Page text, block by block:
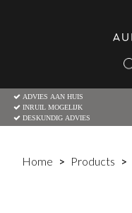
ADVIES AAN HUIS
INRUIL MOGELIJK
DESKUNDIG ADVIES
Home Products